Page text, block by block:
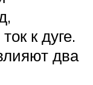
к дуге.
два